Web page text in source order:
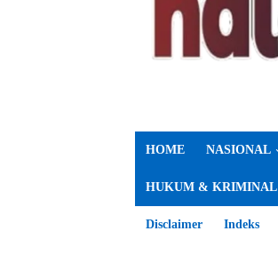
HOME NASIONAL
HUKUM & KRIMINAL
Disclaimer Indeks